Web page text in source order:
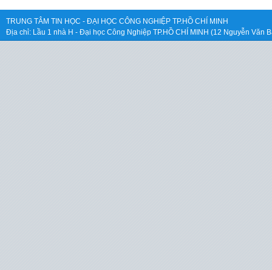
TRUNG TÂM TIN HỌC - ĐẠI HỌC CÔNG NGHIỆP TP.HỒ CHÍ MINH
Địa chỉ: Lầu 1 nhà H - Đại học Công Nghiệp TP.HỒ CHÍ MINH (12 Nguyễn Văn